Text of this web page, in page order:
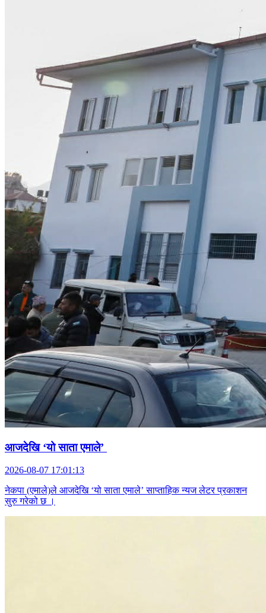
आजदेखि ‘यो साता एमाले’
2026-08-07 17:01:13
नेकपा (एमाले)ले आजदेखि ‘यो साता एमाले’ साप्ताहिक न्यज लेटर प्रकाशन
सुरु गरेको छ ।